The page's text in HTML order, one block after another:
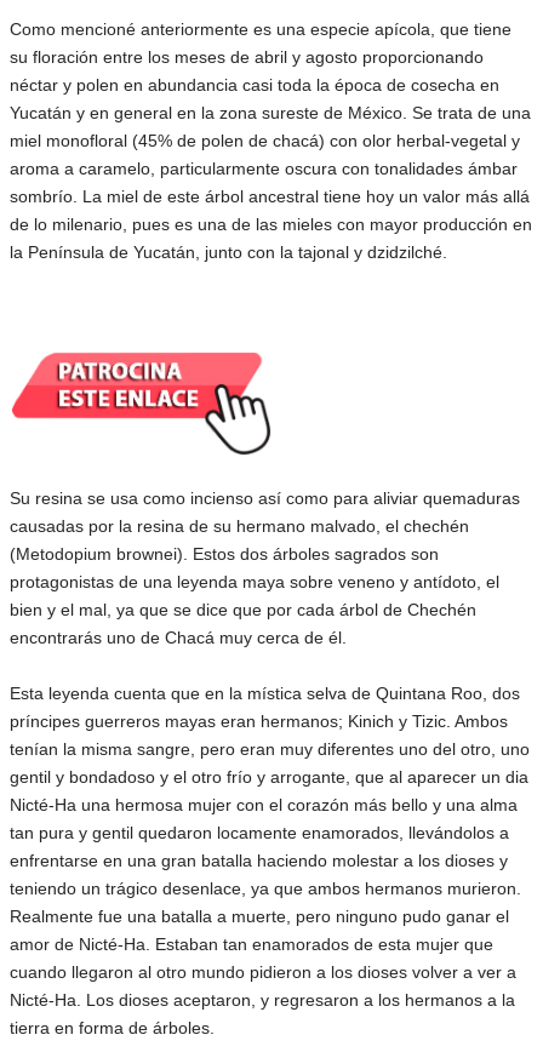
Como mencioné anteriormente es una especie apícola, que tiene
su floración entre los meses de abril y agosto proporcionando
néctar y polen en abundancia casi toda la época de cosecha en
Yucatán y en general en la zona sureste de México. Se trata de una
miel monofloral (45% de polen de chacá) con olor herbal-vegetal y
aroma a caramelo, particularmente oscura con tonalidades ámbar
sombrío. La miel de este árbol ancestral tiene hoy un valor más allá
de lo milenario, pues es una de las mieles con mayor producción en
la Península de Yucatán, junto con la tajonal y dzidzilché.
Su resina se usa como incienso así como para aliviar quemaduras
causadas por la resina de su hermano malvado, el chechén
(Metodopium brownei). Estos dos árboles sagrados son
protagonistas de una leyenda maya sobre veneno y antídoto, el
bien y el mal, ya que se dice que por cada árbol de Chechén
encontrarás uno de Chacá muy cerca de él.
Esta leyenda cuenta que en la mística selva de Quintana Roo, dos
príncipes guerreros mayas eran hermanos; Kinich y Tizic. Ambos
tenían la misma sangre, pero eran muy diferentes uno del otro, uno
gentil y bondadoso y el otro frío y arrogante, que al aparecer un dia
Nicté-Ha una hermosa mujer con el corazón más bello y una alma
tan pura y gentil quedaron locamente enamorados, llevándolos a
enfrentarse en una gran batalla haciendo molestar a los dioses y
teniendo un trágico desenlace, ya que ambos hermanos murieron.
Realmente fue una batalla a muerte, pero ninguno pudo ganar el
amor de Nicté-Ha. Estaban tan enamorados de esta mujer que
cuando llegaron al otro mundo pidieron a los dioses volver a ver a
Nicté-Ha. Los dioses aceptaron, y regresaron a los hermanos a la
tierra en forma de árboles.